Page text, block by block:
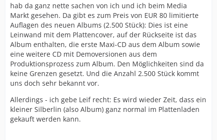
hab da ganz nette sachen von ich und ich beim Media
Markt gesehen. Da gibt es zum Preis von EUR 80 limitierte
Auflagen des neuen Albums (2.500 Stück): Dies ist eine
Leinwand mit dem Plattencover, auf der Rückseite ist das
Album enthalten, die erste Maxi-CD aus dem Album sowie
eine weitere CD mit Demoversionen aus dem
Produktionsprozess zum Album. Den Möglichkeiten sind da
keine Grenzen gesetzt. Und die Anzahl 2.500 Stück kommt
uns doch sehr bekannt vor.
Allerdings - ich gebe Leif recht: Es wird wieder Zeit, dass ein
kleiner Silberlin (also Album) ganz normal im Plattenladen
gekauft werden kann.